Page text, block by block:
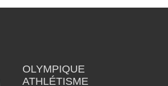
OLYMPIQUE
ATHLÉTISME